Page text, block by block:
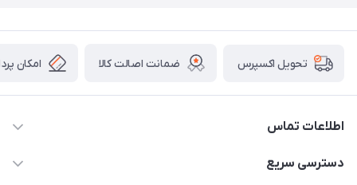
تحویل اکسپرس ضمانت اصالت کالا امکان
اطلاعات تماس
09034287359
دسترسی سریع